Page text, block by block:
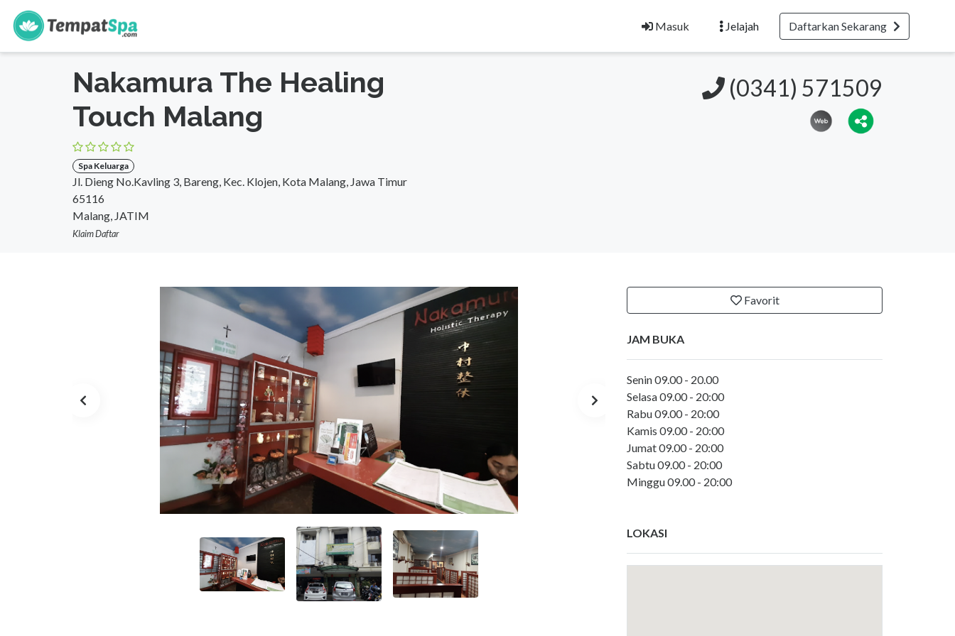
s
Masuk
Jelajah Daftarkan Sekarang
Nakamura The Healing
Touch Malang
Spa Keluarga
Jl. Dieng No.Kavling 3, Bareng, Kec. Klojen, Kota Malang, Jawa Timur
65116
Malang, JATIM
Klaim Daftar
(0341) 571509
Favorit
JAM BUKA
Senin 09.00 - 20.00
Selasa 09.00 - 20:00
Rabu 09.00 - 20:00
Kamis 09.00 - 20:00
Jumat 09.00 - 20:00
Sabtu 09.00 - 20:00
Minggu 09.00 - 20:00
LOKASI